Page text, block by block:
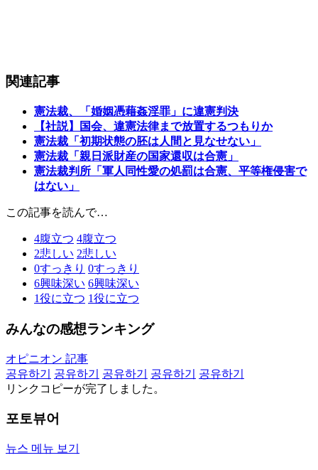
関連記事
憲法裁、「婚姻憑藉姦淫罪」に違憲判決
【社説】国会、違憲法律まで放置するつもりか
憲法裁「初期状態の胚は人間と見なせない」
憲法裁「親日派財産の国家還収は合憲」
憲法裁判所「軍人同性愛の処罰は合憲、平等権侵害で
はない」
この記事を読んで…
4腹立つ 4腹立つ
2悲しい 2悲しい
0すっきり 0すっきり
6興味深い 6興味深い
1役に立つ 1役に立つ
みんなの感想ランキング
オピニオン 記事
공유하기
공유하기 공유하기 공유하기
공유하기
リンクコピーが完了しました。
포토뷰어
뉴스 메뉴 보기